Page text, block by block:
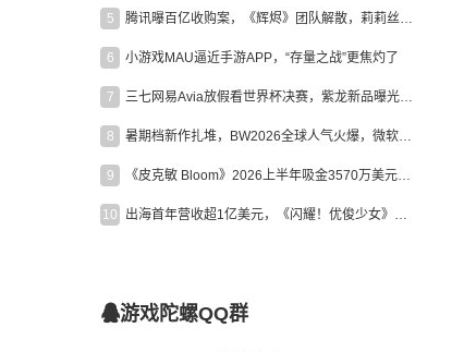
5 腾讯曝百亿收购案，《辉烬》团队解散，莉莉丝新作曝光｜陀螺周报
6 小游戏MAU逼近手游APP，“存量之战”更焦灼了
7 三七网易Avia放假看世界杯决赛，紫龙新品曝光，米哈游新作上线 | 陀螺周报
8 暑期档新作扎堆，BW2026全球人气火爆，微软XBOX大裁员|陀螺周报
9 《皮克敏 Bloom》2026上半年吸金3570万美元，中国台湾成最大市场
10 出海首年营收超1亿美元，《闪耀！优俊少女》美国市场占比达七成
游戏陀螺QQ群